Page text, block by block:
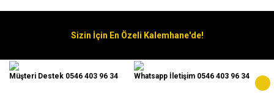
Sizin İçin En Özeli Kalemhane'de!
Müşteri Destek 0546 403 96 34 Whatsapp İletişim 0546 403 96 34